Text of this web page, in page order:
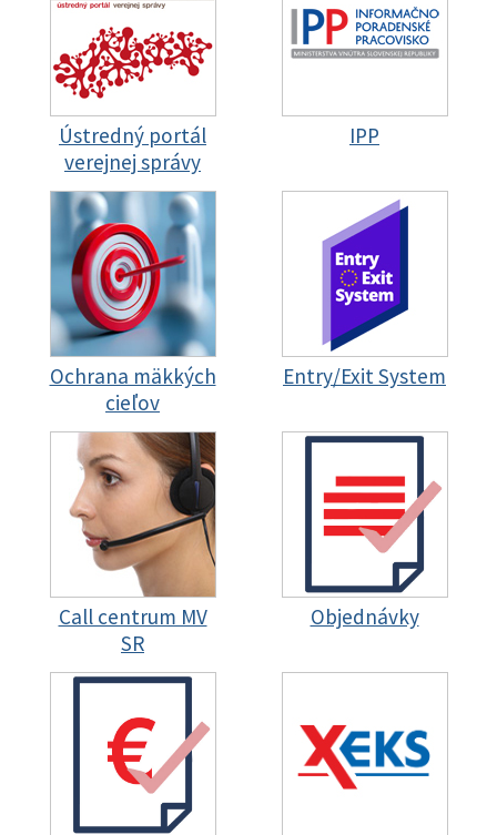
Ústredný portál
verejnej správy
IPP
Ochrana mäkkých
cieľov
Entry/Exit System
Call centrum MV
SR
Objednávky